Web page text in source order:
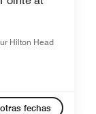
Hilton Head
fechas